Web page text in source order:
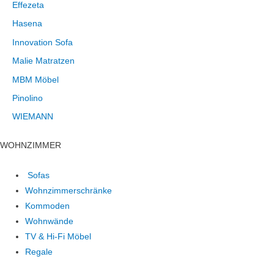
Effezeta
Hasena
Innovation Sofa
Malie Matratzen
MBM Möbel
Pinolino
WIEMANN
WOHNZIMMER
Sofas
Wohnzimmerschränke
Kommoden
Wohnwände
TV & Hi-Fi Möbel
Regale